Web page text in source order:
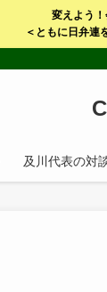
変えよう！
＜ともに日弁連
及川代表の対